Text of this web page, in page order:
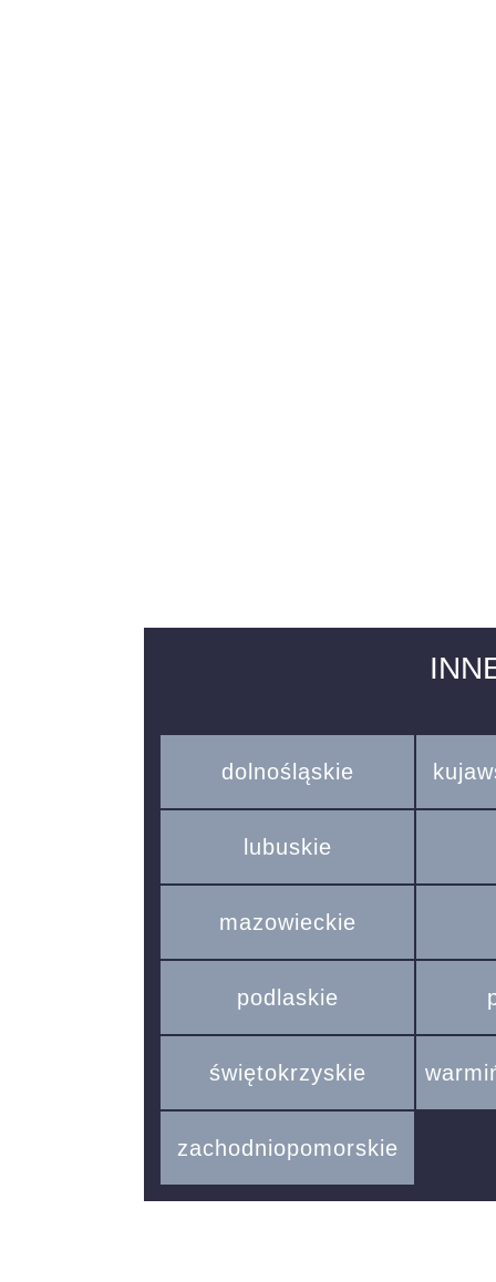
dolnośląskie
lubuskie
mazowieckie
podlaskie
świętokrzyskie
zachodniopomorskie